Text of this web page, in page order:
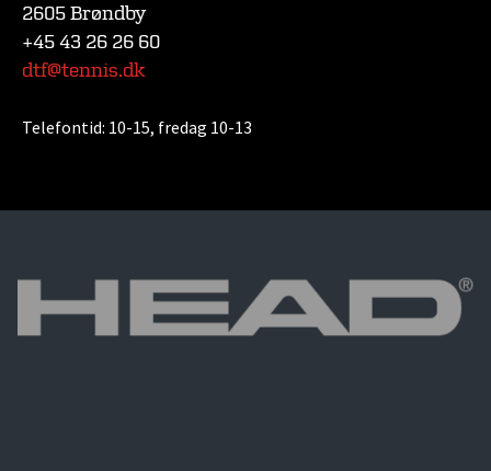
2605 Brøndby
+45 43 26 26 60
dtf@tennis.dk
Telefontid: 10-15, fredag 10-13